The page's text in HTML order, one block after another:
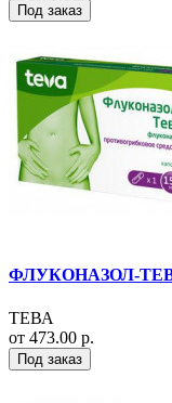
Под заказ
ФЛУКОНАЗОЛ-
ТЕВА
от 473.00 р.
Под заказ